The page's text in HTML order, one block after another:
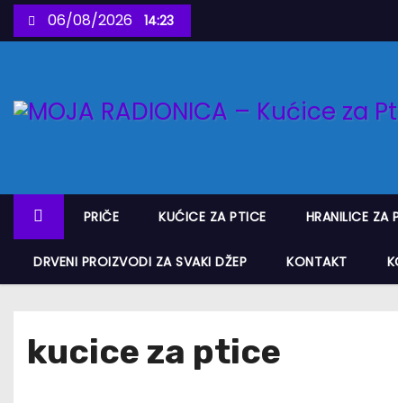
k
n
06/08/2026 14:23
PRIČE KUĆICE ZA PTICE HRANILICE ZA
DRVENI PROIZVODI ZA SVAKI DŽEP KONTAKT
kucice za ptice